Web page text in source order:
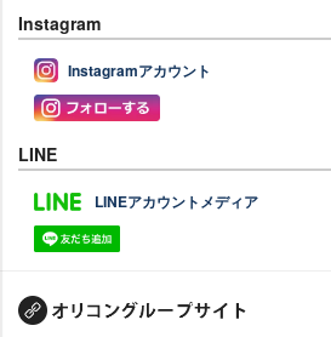
Instagram
Instagramアカウント
LINE
LINEアカウントメディア